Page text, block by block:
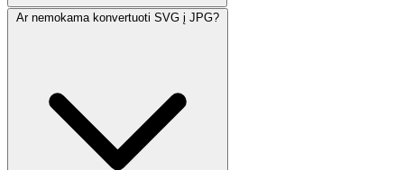
Ar nemokama konvertuoti SVG į JPG?